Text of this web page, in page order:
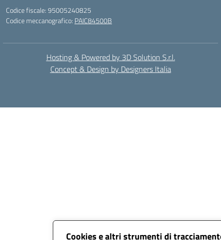
Cookies e altri strumenti di
Codice fiscale: 95005240825
Codice meccanografico: PAIC84500B
Hosting & Powered by 3D Solution S.r.l.
Concept & Design by Designers Italia